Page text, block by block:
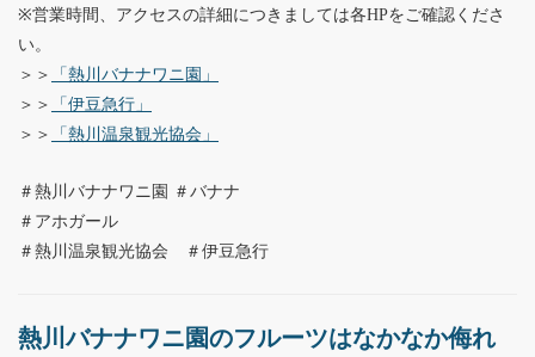
※営業時間、アクセスの詳細につきましては各HPをご確認くださ
い。
＞＞
「熱川バナナワニ園」
＞＞
「伊豆急行」
＞＞
「熱川温泉観光協会」
＃熱川バナナワニ園 ＃バナナ
＃アホガール
＃熱川温泉観光協会 ＃伊豆急行
熱川バナナワニ園のフルーツはなかなか侮れ